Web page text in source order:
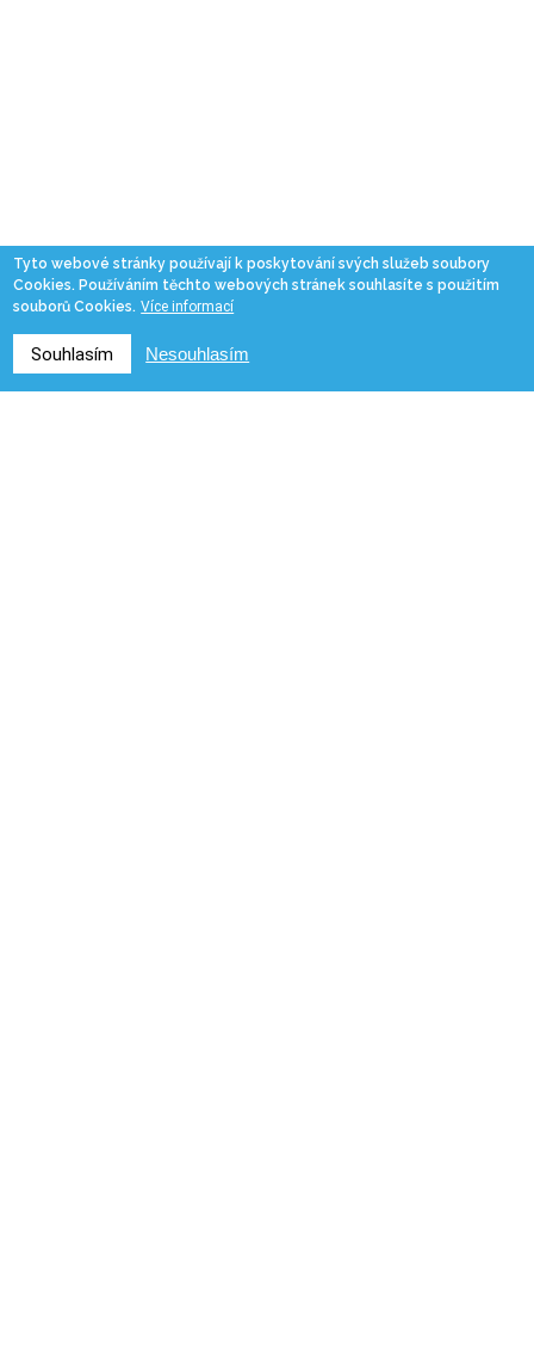
Tyto webové stránky používají k poskytování svých služeb soubory
Cookies. Používáním těchto webových stránek souhlasíte s použitím
souborů Cookies. Více informací
Souhlasím Nesouhlasím